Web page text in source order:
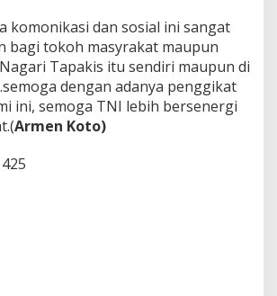
komonikasi dan sosial ini sangat
bagi tokoh masyrakat maupun
Tapakis itu sendiri maupun di
dengan adanya penggikat
ini, semoga TNI lebih bersenergi
Armen Koto)
425